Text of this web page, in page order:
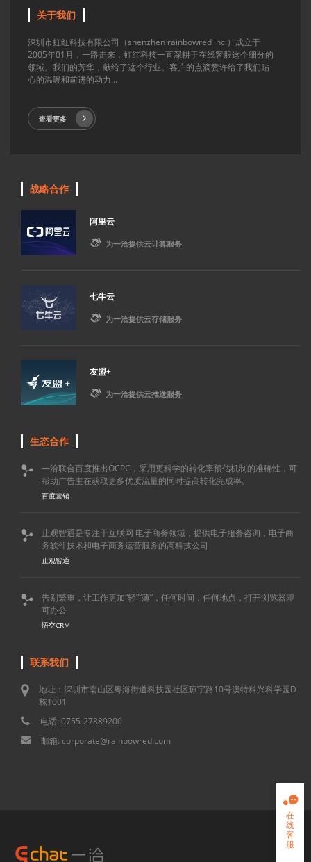
关于我们
深圳市虹红科技有限公司（shenzhen rainbowred inc.）成立于
2005年01月，一路走来，虹红科技一直深耕于在线客服这个细分的
领域。我们的芳华，献给了这个行业。客户的点滴赞许给了我们贴
心的温暖和前进的动力...
查看更多
战略合作
阿里云
 为一洽提供云计算服务
七牛云
 为一洽提供云存储服务
友盟+
 为一洽提供云推送服务
生态合作

一洽联合百度推出OCPC，采用更科学的转化率预估机制的准确性，可
帮助广告主在获取更多优质流量的同时提高转化完成率。
百度营销

止观智通是专注于互联网 电子商务领域，提供电子服务咨询，电子商
务软件技术和电子商务运营服务的高科技公司
止观智通

告别繁重，让工作更加“轻”“薄”，任何时间，任何地点，打开浏览器即
可办公
悟空CRM
联系我们
地址：深圳市南山区粤海街道科技园社区琼宇路10号澳特科兴科学园D
栋1001
电话: 0755-27889200
邮箱: corporate@rainbowred.com

在
线
客
服